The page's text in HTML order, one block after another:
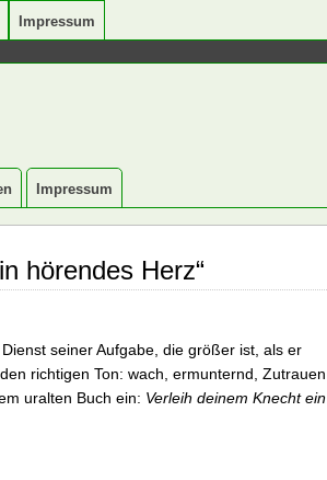
Impressum
Impressum
hörendes Herz“
seiner Aufgabe, die größer ist, als er
richtigen Ton: wach, ermunternd, Zutrauen
uralten Buch ein: Verleih deinem Knecht ein